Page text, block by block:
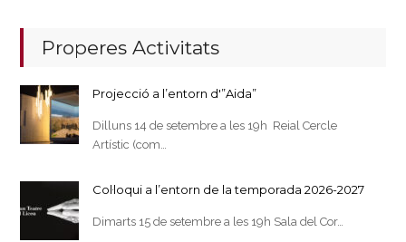
Properes Activitats
Projecció a l’entorn d'”Aida”
Dilluns 14 de setembre a les 19h Reial Cercle
Artístic (com…
Col·loqui a l’entorn de la temporada 2026-2027
Dimarts 15 de setembre a les 19h Sala del Cor…